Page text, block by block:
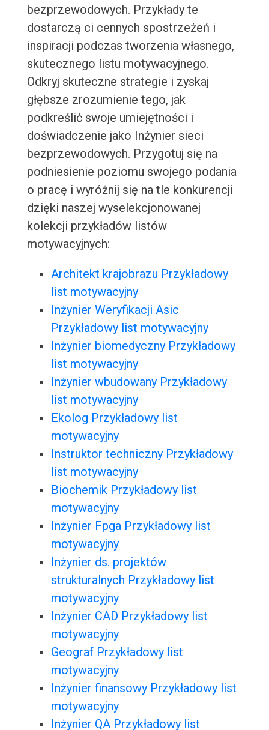
bezprzewodowych. Przykłady te
dostarczą ci cennych spostrzeżeń i
inspiracji podczas tworzenia własnego,
skutecznego listu motywacyjnego.
Odkryj skuteczne strategie i zyskaj
głębsze zrozumienie tego, jak
podkreślić swoje umiejętności i
doświadczenie jako Inżynier sieci
bezprzewodowych. Przygotuj się na
podniesienie poziomu swojego podania
o pracę i wyróżnij się na tle konkurencji
dzięki naszej wyselekcjonowanej
kolekcji przykładów listów
motywacyjnych:
Architekt krajobrazu Przykładowy
list motywacyjny
Inżynier Weryfikacji Asic
Przykładowy list motywacyjny
Inżynier biomedyczny Przykładowy
list motywacyjny
Inżynier wbudowany Przykładowy
list motywacyjny
Ekolog Przykładowy list
motywacyjny
Instruktor techniczny Przykładowy
list motywacyjny
Biochemik Przykładowy list
motywacyjny
Inżynier Fpga Przykładowy list
motywacyjny
Inżynier ds. projektów
strukturalnych Przykładowy list
motywacyjny
Inżynier CAD Przykładowy list
motywacyjny
Geograf Przykładowy list
motywacyjny
Inżynier finansowy Przykładowy list
motywacyjny
Inżynier QA Przykładowy list